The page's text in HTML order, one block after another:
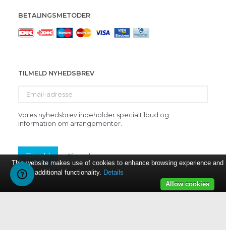
BETALINGSMETODER
TILMELD NYHEDSBREV
adresse
Vores nyhedsbrev indeholder specialtilbud og
information om arrangementer.
Tilmeld Afmeld
This website makes use of cookies to enhance browsing experience and
provide additional functionality. Details
Allow cookies